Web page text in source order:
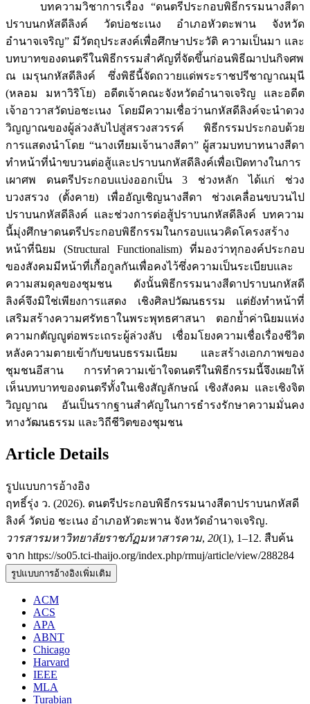
บทความวิชาการเรื่อง “ดนตรีประกอบพิธีกรรมนางสีดา
ปราบนกหัสดีลิงค์ วัดบ่อชะเนง อำเภอหัวตะพาน จังหวัด
อำนาจเจริญ” มีวัตถุประสงค์เพื่อศึกษาประวัติ ความเป็นมา และ
บทบาทของดนตรีในพิธีกรรมสำคัญที่จัดขึ้นก่อนพิธีฌาปนกิจศพ
ณ เมรุนกหัสดีลิงค์ ซึ่งพิธีนี้จัดถวายแด่พระราชปรีชาญาณมุนี
(หลอม มหาวิริโย) อดีตเจ้าคณะจังหวัดอำนาจเจริญ และอดีต
เจ้าอาวาสวัดบ่อชะเนง โดยมีความเชื่อว่านกหัสดีลิงค์จะนำดวง
วิญญาณของผู้ล่วงลับไปสู่สรวงสวรรค์ พิธีกรรมประกอบด้วย
การแสดงนำโดย “นางเทียมเจ้านางสีดา” ผู้สวมบทบาทนางสีดา
ทำหน้าที่นำขบวนต่อสู้และปราบนกหัสดีลิงค์เพื่อเปิดทางในการ
เผาศพ ดนตรีประกอบแบ่งออกเป็น 3 ช่วงหลัก ได้แก่ ช่วง
บวงสรวง (ตั้งคาย) เพื่ออัญเชิญนางสีดา ช่วงเคลื่อนขบวนไป
ปราบนกหัสดีลิงค์ และช่วงการต่อสู้ปราบนกหัสดีลิงค์ บทความ
นี้มุ่งศึกษาดนตรีประกอบพิธีกรรมในกรอบแนวคิดโครงสร้าง
หน้าที่นิยม (Structural Functionalism) ที่มองว่าทุกองค์ประกอบ
ของสังคมมีหน้าที่เกื้อกูลกันเพื่อคงไว้ซึ่งความเป็นระเบียบและ
ความสมดุลของชุมชน ดังนั้นพิธีกรรมนางสีดาปราบนกหัสดี
ลิงค์จึงมิใช่เพียงการแสดง เชิงศิลปวัฒนธรรม แต่ยังทำหน้าที่
เสริมสร้างความศรัทธาในพระพุทธศาสนา ตอกย้ำค่านิยมแห่ง
ความกตัญญูต่อพระเถระผู้ล่วงลับ เชื่อมโยงความเชื่อเรื่องชีวิต
หลังความตายเข้ากับขนบธรรมเนียม และสร้างเอกภาพของ
ชุมชนอีสาน การทำความเข้าใจดนตรีในพิธีกรรมนี้จึงเผยให้
เห็นบทบาทของดนตรีทั้งในเชิงสัญลักษณ์ เชิงสังคม และเชิงจิต
วิญญาณ อันเป็นรากฐานสำคัญในการธำรงรักษาความมั่นคง
ทางวัฒนธรรม และวิถีชีวิตของชุมชน
Article Details
รูปแบบการอ้างอิง
ฤทธิ์รุ่ง ว. (2026). ดนตรีประกอบพิธีกรรมนางสีดาปราบนกหัสดี
ลิงค์ วัดบ่อ ชะเนง อำเภอหัวตะพาน จังหวัดอำนาจเจริญ.
วารสารมหาวิทยาลัยราชภัฏมหาสารคาม, 20(1), 1–12. สืบค้น
จาก https://so05.tci-thaijo.org/index.php/rmuj/article/view/288284
รูปแบบการอ้างอิงเพิ่มเติม
ACM
ACS
APA
ABNT
Chicago
Harvard
IEEE
MLA
Turabian